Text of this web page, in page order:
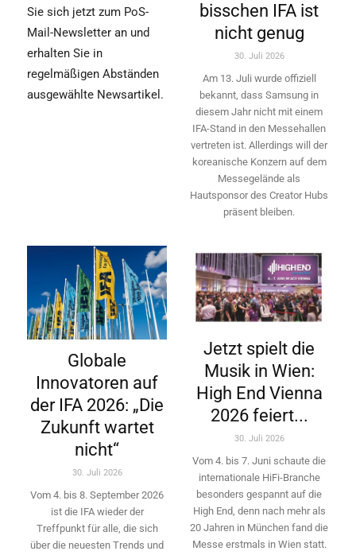
Sie sich jetzt zum PoS-
Mail-Newsletter an und
erhalten Sie in
regelmäßigen Abständen
ausgewählte Newsartikel.
bisschen IFA ist
nicht genug
30. Juli 2026
Am 13. Juli wurde offiziell
bekannt, dass Samsung in
diesem Jahr nicht mit einem
IFA-Stand in den Messehallen
vertreten ist. Allerdings will ­der
koreanische Konzern auf dem
Messegelände als
Hautsponsor des Creator Hubs
präsent bleiben.
Globale
Innovatoren auf
der IFA 2026: „Die
Zukunft wartet
nicht“
30. Juli 2026
Vom 4. bis 8. September 2026
ist die IFA wieder der
Treffpunkt für alle, die sich
über die neuesten Trends und
Jetzt spielt die
Musik in Wien:
High End Vienna
2026 feiert...
30. Juli 2026
Vom 4. bis 7. Juni schaute die
internationale HiFi-Branche
besonders gespannt auf die
High End, denn nach mehr als
20 Jahren in München fand die
Messe erstmals in Wien statt.